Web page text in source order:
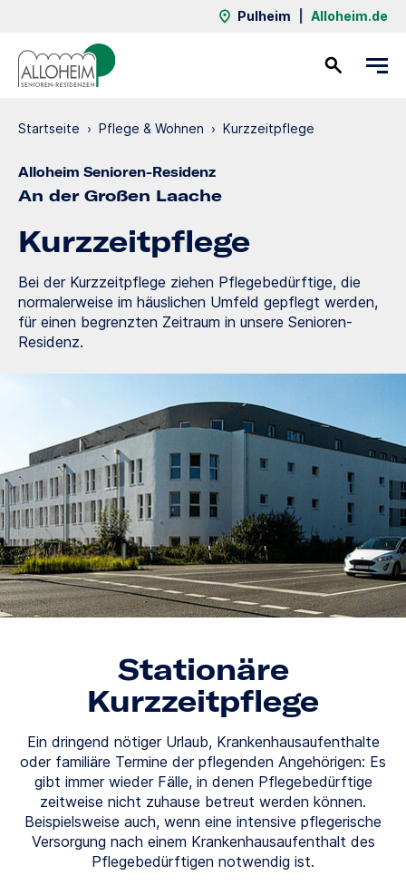
Pulheim Alloheim.de
Startseite › Pflege & Wohnen › Kurzzeit­pflege
Alloheim Senioren-Residenz
An der Großen Laache
Kurzzeit­pflege
Bei der Kurzzeitpflege ziehen Pflegebedürftige, die
normalerweise im häuslichen Umfeld gepflegt werden,
für einen begrenzten Zeitraum in unsere Senioren-
Residenz.
Stationäre
Kurzzeitpflege
Ein dringend nötiger Urlaub, Krankenhausaufenthalte
oder familiäre Termine der pflegenden Angehörigen: Es
gibt immer wieder Fälle, in denen Pflegebedürftige
zeitweise nicht zuhause betreut werden können.
Beispielsweise auch, wenn eine intensive pflegerische
Versorgung nach einem Krankenhausaufenthalt des
Pflegebedürftigen notwendig ist.